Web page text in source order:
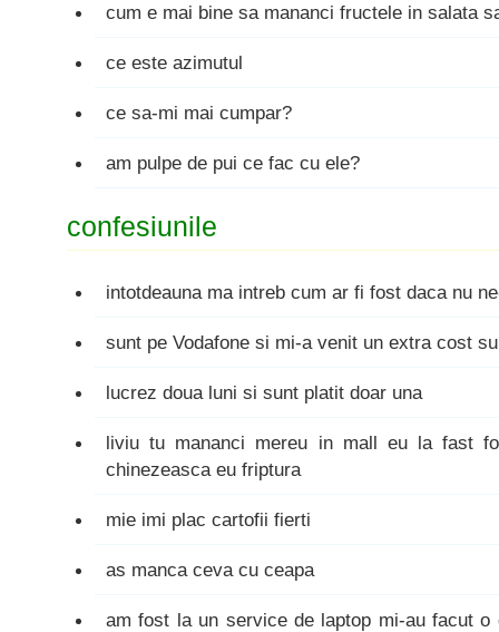
cum e mai bine sa mananci fructele in salata
ce este azimutul
ce sa-mi mai cumpar?
am pulpe de pui ce fac cu ele?
confesiunile
intotdeauna ma intreb cum ar fi fost daca nu
sunt pe Vodafone si mi-a venit un extra cost
lucrez doua luni si sunt platit doar una
liviu tu mananci mereu in mall eu la fast
chinezeasca eu friptura
mie imi plac cartofii fierti
as manca ceva cu ceapa
am fost la un service de laptop mi-au facut o